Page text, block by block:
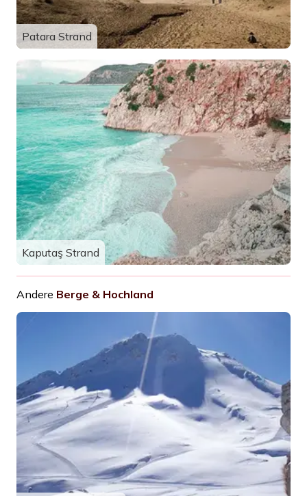
Patara Strand
Kaputaş Strand
Andere Berge & Hochland